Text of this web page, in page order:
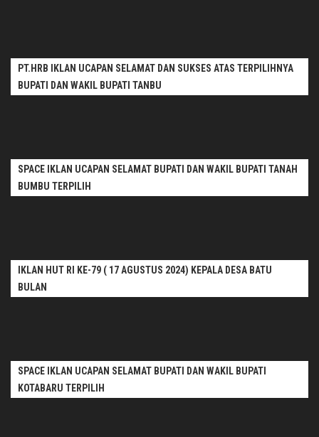
PT.HRB IKLAN UCAPAN SELAMAT DAN SUKSES ATAS TERPILIHNYA
BUPATI DAN WAKIL BUPATI TANBU
SPACE IKLAN UCAPAN SELAMAT BUPATI DAN WAKIL BUPATI TANAH
BUMBU TERPILIH
IKLAN HUT RI KE-79 ( 17 AGUSTUS 2024) KEPALA DESA BATU
BULAN
SPACE IKLAN UCAPAN SELAMAT BUPATI DAN WAKIL BUPATI
KOTABARU TERPILIH